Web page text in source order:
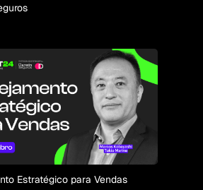
Estratégico para Vendas